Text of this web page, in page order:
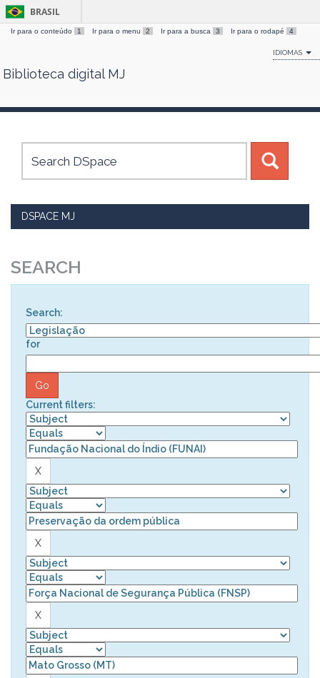
Skip
BRASIL
Ir para o conteúdo 1 Ir para o menu 2 Ir para a busca 3 Ir para o rodapé 4
IDIOMAS
Biblioteca digital MJ
DSPACE MJ
SEARCH
Search:
for
Current filters: